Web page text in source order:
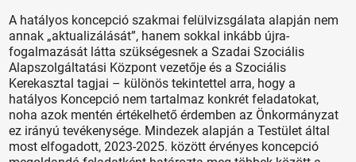
A hatályos koncepció szakmai felülvizsgálata alapján nem
annak „aktualizálását”, hanem sokkal inkább újra-
fogalmazását látta szükségesnek a Szadai Szociális
Alapszolgáltatási Központ vezetője és a Szociális
Kerekasztal tagjai – különös tekintettel arra, hogy a
hatályos Koncepció nem tartalmaz konkrét feladatokat,
noha azok mentén értékelhető érdemben az Önkormányzat
ez irányú tevékenysége. Mindezek alapján a Testület által
most elfogadott, 2023-2025. között érvényes koncepció